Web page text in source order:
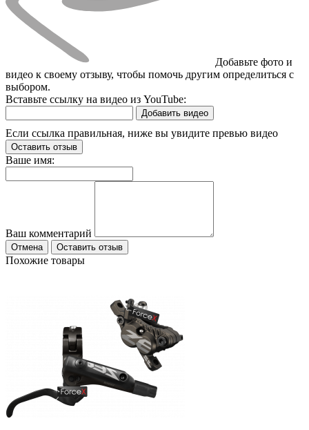
Добавьте фото и
видео к своему отзыву, чтобы помочь другим определиться с
выбором.
Вставьте ссылку на видео из YouTube:
Добавить видео
Если ссылка правильная, ниже вы увидите превью видео
Оставить отзыв
Ваше имя:
Ваш комментарий
Отмена Оставить отзыв
Похожие товары